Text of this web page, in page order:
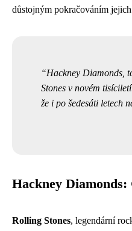
důstojným pokračováním
Hackney Diamonds,
Stones v novém
že i po šedesáti letech
Hackney Diamonds:
Rolling Stones, legendární